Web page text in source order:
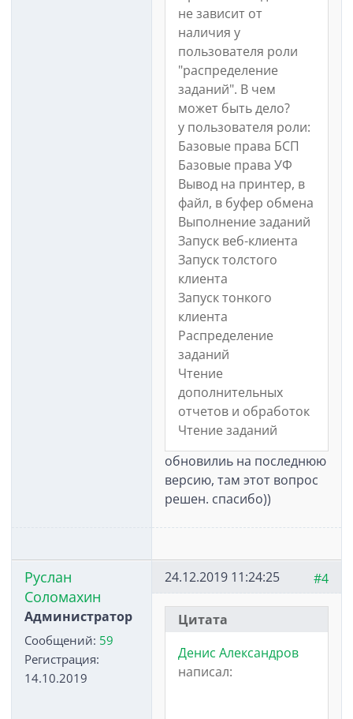
не зависит от
наличия у
пользователя роли
"распределение
заданий". В чем
может быть дело?
у пользователя роли:
Базовые права БСП
Базовые права УФ
Вывод на принтер, в
файл, в буфер обмена
Выполнение заданий
Запуск веб-клиента
Запуск толстого
клиента
Запуск тонкого
клиента
Распределение
заданий
Чтение
дополнительных
отчетов и обработок
Чтение заданий
обновилиь на последнюю
версию, там этот вопрос
решен. спасибо))
Руслан
Соломахин
Администратор
Сообщений: 59
Регистрация:
14.10.2019
#4
24.12.2019 11:24:25
Цитата
Денис Александров
написал: